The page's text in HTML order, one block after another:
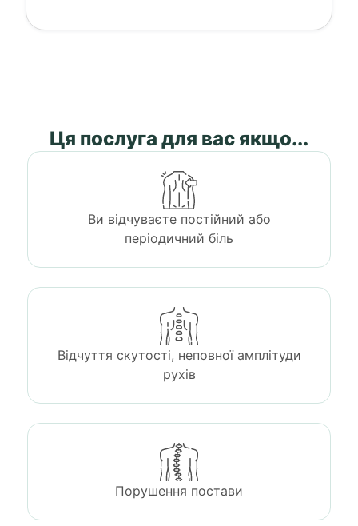
Ця послуга для вас якщо...
Ви відчуваєте постійний або
періодичний біль
Відчуття скутості, неповної амплітуди
рухів
Порушення постави